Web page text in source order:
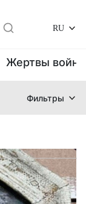
RU
Жертвы
Фильтры